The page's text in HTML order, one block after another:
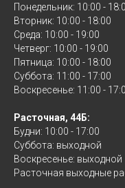
Понедельник: 10:00 -
Вторник: 10:00 - 18:00
Среда: 10:00 - 19:00
Четверг: 10:00 - 19:00
Пятница: 10:00 - 18:00
Суббота: 11:00 - 17:00
Воскресенье: 11:00 -
Расточная, 44Б:
Будни: 10:00 - 17:00
Суббота: выходной
Воскресенье: выходной
Расточная выходные